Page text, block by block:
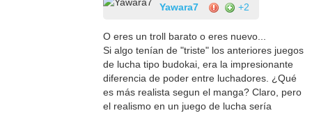
Yawara7 +2
O eres un troll barato o eres nuevo...
Si algo tenían de "triste" los anteriores juegos
de lucha tipo budokai, era la impresionante
diferencia de poder entre luchadores. ¿Qué
es más realista segun el manga? Claro, pero
el realismo en un juego de lucha sería